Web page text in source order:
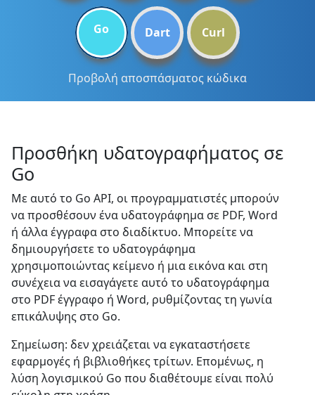
Go Dart Curl
Προβολή αποσπάσματος κώδικα
Προσθήκη υδατογραφήματος σε
Go
Με αυτό το Go API, οι προγραμματιστές μπορούν
να προσθέσουν ένα υδατογράφημα σε PDF, Word
ή άλλα έγγραφα στο διαδίκτυο. Μπορείτε να
δημιουργήσετε το υδατογράφημα
χρησιμοποιώντας κείμενο ή μια εικόνα και στη
συνέχεια να εισαγάγετε αυτό το υδατογράφημα
στο PDF έγγραφο ή Word, ρυθμίζοντας τη γωνία
επικάλυψης στο Go.
Σημείωση: δεν χρειάζεται να εγκαταστήσετε
εφαρμογές ή βιβλιοθήκες τρίτων. Επομένως, η
λύση λογισμικού Go που διαθέτουμε είναι πολύ